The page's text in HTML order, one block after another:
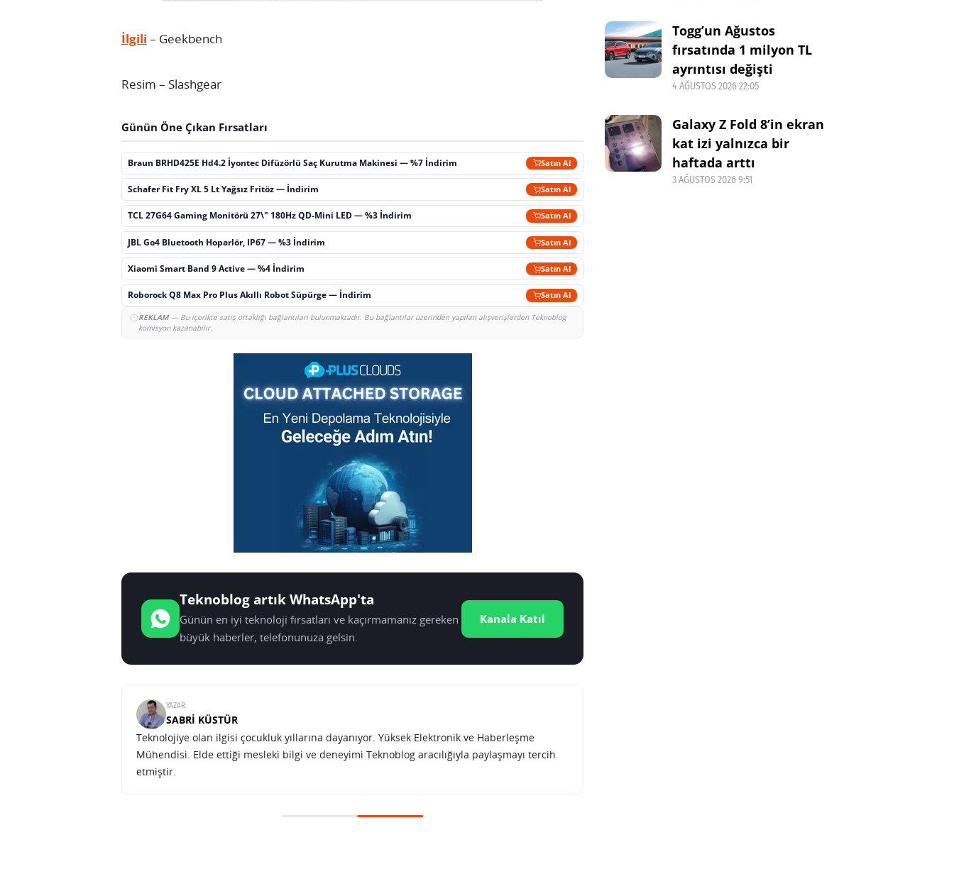
İlgili – Geekbench
Resim – Slashgear
Günün Öne Çıkan Fırsatları
Braun BRHD425E Hd4.2 İyontec Difüzörlü Saç Kurutma Makinesi — %7 İndirim Satın Al
Schafer Fit Fry XL 5 Lt Yağsız Fritöz — İndirim Satın Al
TCL 27G64 Gaming Monitörü 27\" 180Hz QD-Mini LED — %3 İndirim Satın Al
JBL Go4 Bluetooth Hoparlör, IP67 — %3 İndirim Satın Al
Xiaomi Smart Band 9 Active — %4 İndirim Satın Al
Roborock Q8 Max Pro Plus Akıllı Robot Süpürge — İndirim Satın Al
REKLAM— Bu içerikte satış ortaklığı bağlantıları bulunmaktadır. Bu bağlantılar üzerinden yapılan alışverişlerden Teknoblog
komisyon kazanabilir.
Teknoblog artık WhatsApp'ta
Günün en iyi teknoloji fırsatları ve kaçırmamanız gereken
büyük haberler, telefonunuza gelsin.
Kanala Katıl
YAZAR:
SABRI KÜSTÜR
Teknolojiye olan ilgisi çocukluk yıllarına dayanıyor. Yüksek Elektronik ve Haberleşme
Mühendisi. Elde ettiği mesleki bilgi ve deneyimi Teknoblog aracılığıyla paylaşmayı tercih
etmiştir.
Togg’un Ağustos
fırsatında 1 milyon TL
ayrıntısı değişti
4 AĞUSTOS 2026 22:05
Galaxy Z Fold 8’in ekran
kat izi yalnızca bir
haftada arttı
3 AĞUSTOS 2026 9:51